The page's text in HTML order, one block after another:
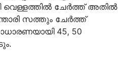
വെള്ളത്തിൽ ചേർത്ത് അതിൽ
സത്തും ചേർത്ത്
45, 50